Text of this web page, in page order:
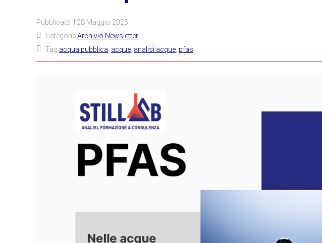
Pubblicato il 28 Maggio 2025
CategorieArchivio Newsletter
Tag acqua pubblica acque analisi acque pfas